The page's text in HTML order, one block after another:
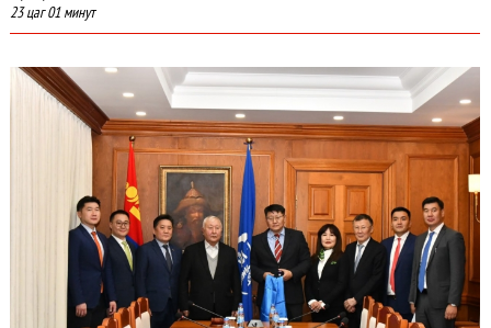
23 цаг 01 минут